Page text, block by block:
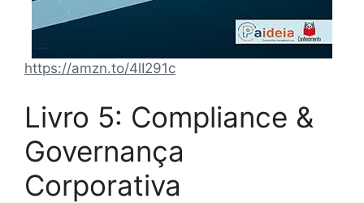
https://amzn.to/4lI291c
Livro 5: Compliance &
Governança
Corporativa